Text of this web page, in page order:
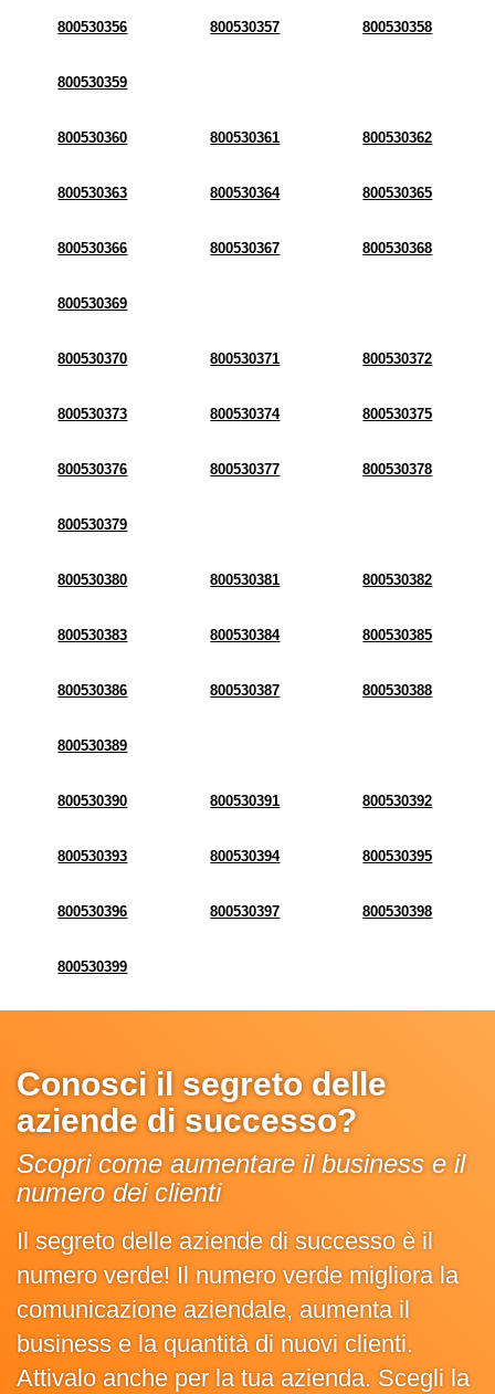
800530356 800530357 800530358
800530359
800530360 800530361 800530362
800530363 800530364 800530365
800530366 800530367 800530368
800530369
800530370 800530371 800530372
800530373 800530374 800530375
800530376 800530377 800530378
800530379
800530380 800530381 800530382
800530383 800530384 800530385
800530386 800530387 800530388
800530389
800530390 800530391 800530392
800530393 800530394 800530395
800530396 800530397 800530398
800530399
Conosci il segreto delle
aziende di successo?
Scopri come aumentare il business e il
numero dei clienti
Il segreto delle aziende di successo è il
numero verde! Il numero verde migliora la
comunicazione aziendale, aumenta il
business e la quantità di nuovi clienti.
Attivalo anche per la tua azienda. Scegli la